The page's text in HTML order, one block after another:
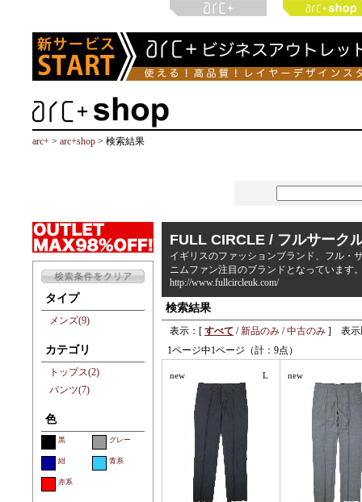
arc+ > arc+shop > 検索結果
タイプ
メンズ(9)
カテゴリ
トップス(2)
パンツ(7)
色
黒 グレー
紺 青系
赤系
FULL CIRCLE / フルサーク
イギリスのファッションブランド、フル・
ニムファン注目のブランドとなっています
http://www.fullcircleuk.com/
検索結果
表示：[ すべて /新品のみ /中古のみ ] 表示
1ページ中1ページ（計：9点）
new L new